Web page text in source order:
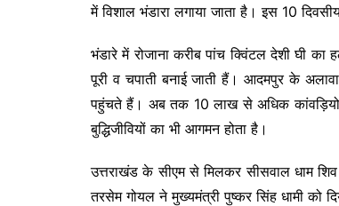
में विशाल भंडारा लगाया जाता है। इस 10
भंडारे में रोजाना करीब पांच क्विंटल देशी घी
पूरी व चपाती बनाई जाती हैं। आदमपुर के
पहुंचते हैं। अब तक 10 लाख से अधिक कांवड़ियो
बुद्धिजीवियों का भी आगमन होता है।
उत्तराखंड के सीएम से मिलकर सीसवाल धाम
तरसेम गोयल ने मुख्यमंत्री पुष्कर सिंह धामी को